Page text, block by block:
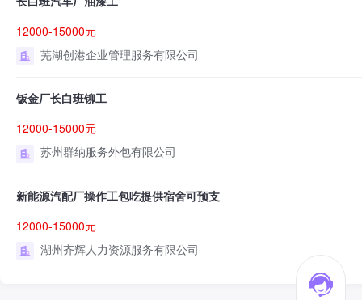
12000-15000元
芜湖创港企业管理服务有限公司
钣金厂长白班铆工
12000-15000元
苏州群纳服务外包有限公司
新能源汽配厂操作工包吃提供宿舍可预支
12000-15000元
湖州齐辉人力资源服务有限公司